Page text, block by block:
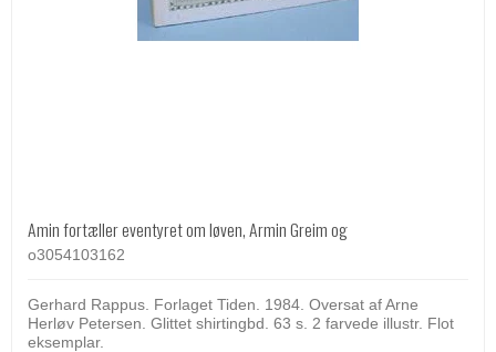
Amin fortæller eventyret om løven, Armin Greim og
o3054103162
Gerhard Rappus. Forlaget Tiden. 1984. Oversat af Arne
Herløv Petersen. Glittet shirtingbd. 63 s. 2 farvede illustr. Flot
eksemplar.